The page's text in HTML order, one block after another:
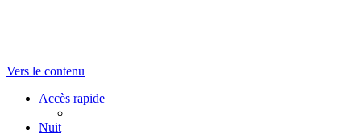
Vers le contenu
Accès rapide
Nuit